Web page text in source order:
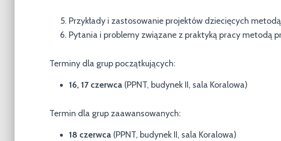
Przykłady i zastosowanie projektów dziecięcych
Pytania i problemy związane z praktyką pracy metodą
Terminy dla grup początkujących:
16, 17 czerwca (PPNT, budynek II, sala Koralowa)
Termin dla grup zaawansowanych:
18 czerwca (PPNT, budynek II, sala Koralowa)